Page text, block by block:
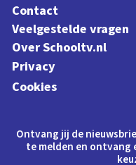
Contact
Veelgestelde vragen
Over Schooltv.nl
Privacy
Cookies
Ontvang jij de
te melden en ontvang